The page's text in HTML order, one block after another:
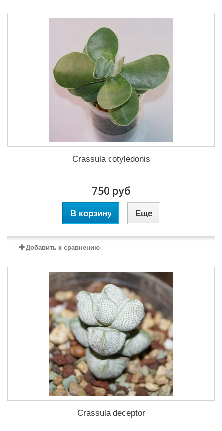
Crassula cotyledonis
750 руб
В корзину Еще
Добавить к сравнению
Crassula deceptor